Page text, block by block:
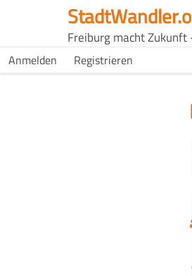
Freiburg macht Zukunft
H4C
Main
H4C
Anmelden Registrieren